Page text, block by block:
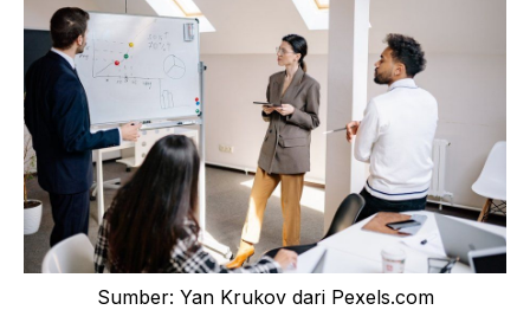
Sumber: Yan Krukov dari Pexels.com